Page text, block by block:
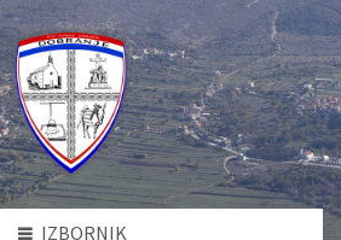
IZBORNIK